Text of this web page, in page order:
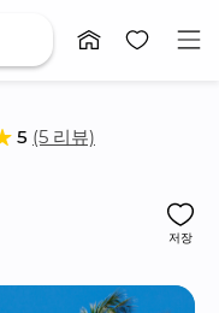
5 (5 리뷰)
저장